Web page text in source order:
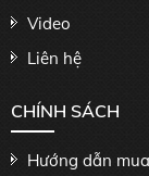
Video
Liên hệ
CHÍNH SÁCH
Hướng dẫn